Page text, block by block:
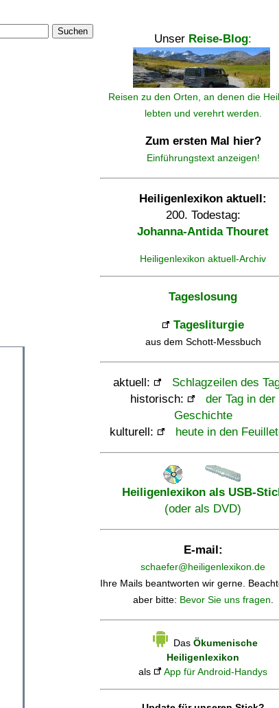
Suchen
Unser Reise-Blog:
Reisen zu den Orten, an denen die
lebten und verehrt werden.
Zum ersten Mal hier?
Einführungstext anzeigen!
Heiligenlexikon aktuell:
200. Todestag:
Johanna-Antida Thouret
Heiligenlexikon aktuell-Archiv
Tageslosung
Tagesliturgie
aus dem Schott-Messbuch
aktuell:
Schlagzeilen des
historisch:
der Tag in der
Geschichte
kulturell:
heute in den
Heiligenlexikon als USB-
(oder als DVD)
E-mail:
schaefer@heiligenlexikon.de
Ihre Mails beantworten wir gerne.
aber bitte: Bevor Sie uns fragen.
Das Ökumenische
Heiligenlexikon
als
App für Android-Handys